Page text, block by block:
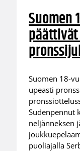
Suomen
Suomen 18-
upeasti
Sudenpennut
neljänneksen
puoliajalla